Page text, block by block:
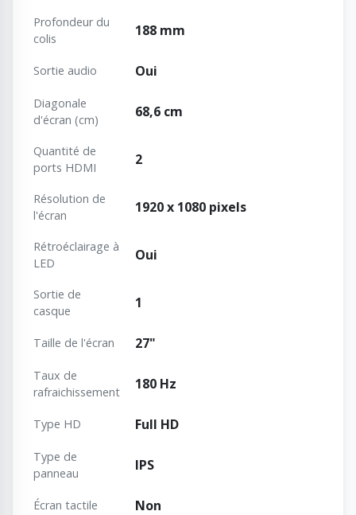
Profondeur du
colis
188 mm
Sortie audio Oui
Diagonale
d'écran (cm)
68,6 cm
Quantité de
ports HDMI
2
Résolution de
l'écran
1920 x 1080 pixels
Rétroéclairage à
LED
Oui
Sortie de
casque
1
Taille de l'écran 27"
Taux de
rafraichissement
180 Hz
Type HD Full HD
Type de
panneau
IPS
Écran tactile Non